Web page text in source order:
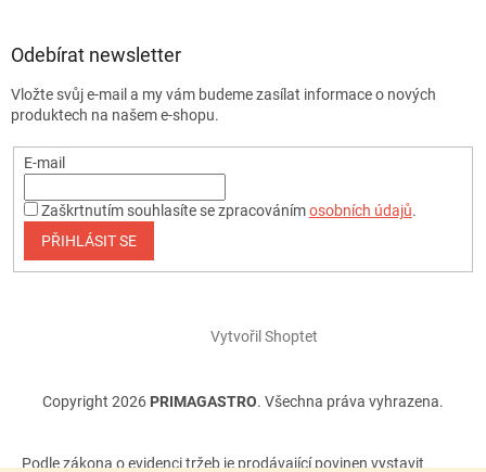
Odebírat newsletter
Vložte svůj e-mail a my vám budeme zasílat informace o nových
produktech na našem e-shopu.
E-mail
Zaškrtnutím souhlasíte se zpracovánímosobních údajů.
PŘIHLÁSIT SE
Vytvořil Shoptet
Copyright 2026 PRIMAGASTRO. Všechna práva vyhrazena.
Podle zákona o evidenci tržeb je prodávající povinen vystavit